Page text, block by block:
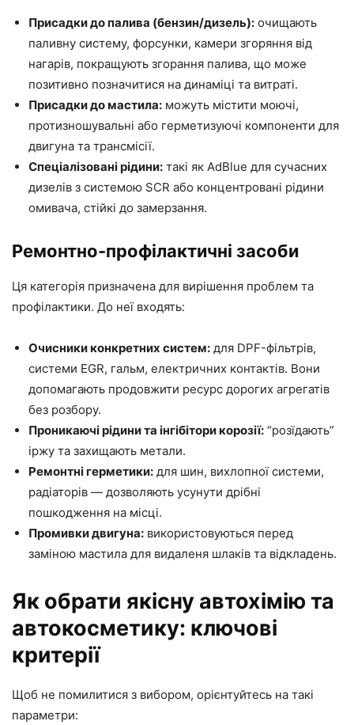
Присадки до палива (бензин/дизель): очищають
паливну систему, форсунки, камери згоряння від
нагарів, покращують згорання палива, що може
позитивно позначитися на динаміці та витраті.
Присадки до мастила: можуть містити моючі,
протизношувальні або герметизуючі компоненти для
двигуна та трансмісії.
Спеціалізовані рідини: такі як AdBlue для сучасних
дизелів з системою SCR або концентровані рідини
омивача, стійкі до замерзання.
Ремонтно-профілактичні засоби
Ця категорія призначена для вирішення проблем та
профілактики. До неї входять:
Очисники конкретних систем: для DPF-фільтрів,
системи EGR, гальм, електричних контактів. Вони
допомагають продовжити ресурс дорогих агрегатів
без розбору.
Проникаючі рідини та інгібітори корозії: “розїдають”
іржу та захищають метали.
Ремонтні герметики: для шин, вихлопної системи,
радіаторів — дозволяють усунути дрібні
пошкодження на місці.
Промивки двигуна: використовуються перед
заміною мастила для видаленя шлаків та відкладень.
Як обрати якісну автохімію та
автокосметику: ключові
критерії
Щоб не помилитися з вибором, орієнтуйтесь на такі
параметри: